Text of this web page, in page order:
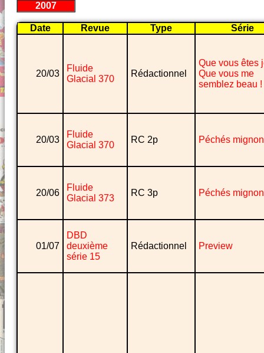
2007
Date Revue Type Série
20/03
Fluide
Glacial 370
Rédactionnel
Que vous êtes
Que vous me
semblez beau !
20/03
Fluide
Glacial 370
RC 2p Péchés
20/06
Fluide
Glacial 373
RC 3p Péchés
01/07
DBD
deuxième
série 15
Rédactionnel Preview